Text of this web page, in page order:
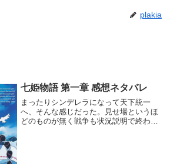
plakia
七姫物語 第一章 感想ネタバレ
まったりシンデレラになって天下統一
へ、そんな感じだった。見せ場というほ
どのものが無く戦争も状況説明で終わる